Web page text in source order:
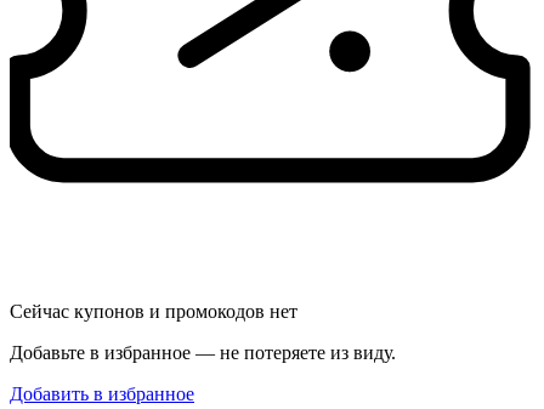
Сейчас купонов и промокодов нет
Добавьте в избранное — не потеряете из виду.
Добавить в избранное